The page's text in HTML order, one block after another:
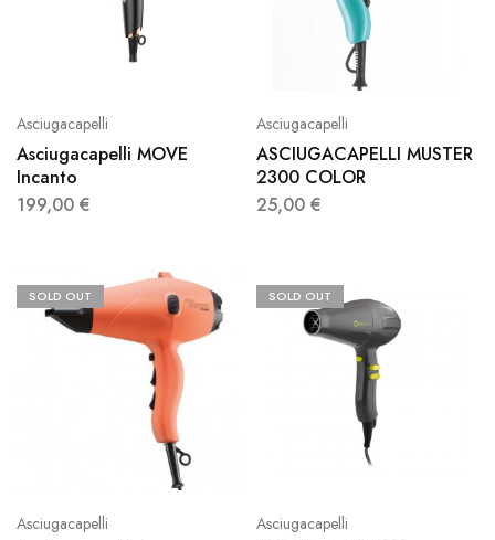
Asciugacapelli
Asciugacapelli MOVE
Incanto
199,00 €
Asciugacapelli
ASCIUGACAPELLI MUSTER
2300 COLOR
25,00 €
SOLD OUT
Asciugacapelli
SOLD OUT
Asciugacapelli